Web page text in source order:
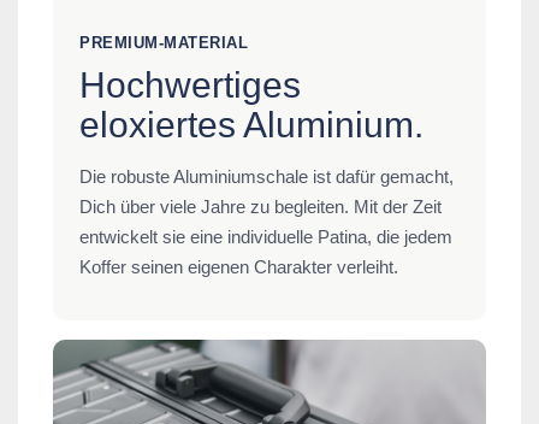
PREMIUM-MATERIAL
Hochwertiges
eloxiertes Aluminium.
Die robuste Aluminiumschale ist dafür gemacht,
Dich über viele Jahre zu begleiten. Mit der Zeit
entwickelt sie eine individuelle Patina, die jedem
Koffer seinen eigenen Charakter verleiht.